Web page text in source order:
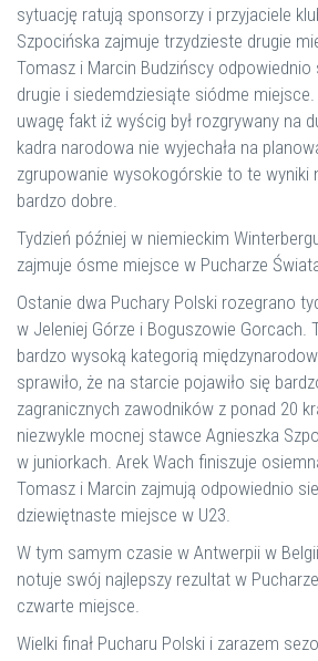
sytuację ratują sponsorzy i przyjaciele
Szpocińska zajmuje trzydzieste drugie
Tomasz i Marcin Budzińscy odpowiednio
drugie i siedemdziesiąte siódme
uwagę fakt iż wyścig był rozgrywany na
kadra narodowa nie wyjechała na
zgrupowanie wysokogórskie to te wyniki
bardzo dobre.
Tydzień później w niemieckim
zajmuje ósme miejsce w Pucharze
Ostanie dwa Puchary Polski rozegrano
w Jeleniej Górze i Boguszowie Gorcach.
bardzo wysoką kategorią
sprawiło, że na starcie pojawiło się
zagranicznych zawodników z ponad 20
niezwykle mocnej stawce Agnieszka
w juniorkach. Arek Wach finiszuje
Tomasz i Marcin zajmują odpowiednio
dziewiętnaste miejsce w U23.
W tym samym czasie w Antwerpii w
notuje swój najlepszy rezultat w
czwarte miejsce.
Wielki finał Pucharu Polski i zarazem